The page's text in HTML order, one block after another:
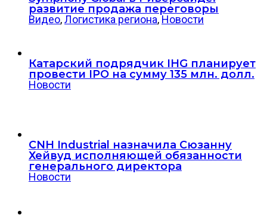
развитие продажа переговоры
Видео,Логистика региона, Новости
Катарский подрядчик IHG планирует
провести IPO на сумму 135 млн. долл.
Новости
CNH Industrial назначила Сюзанну
Хейвуд исполняющей обязанности
генерального директора
Новости